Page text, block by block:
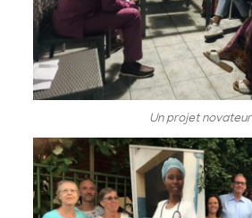
Un projet novateur